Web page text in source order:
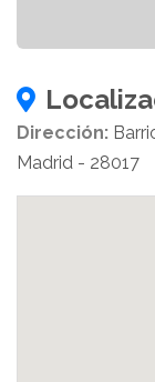
Dirección:
Madrid - 28017